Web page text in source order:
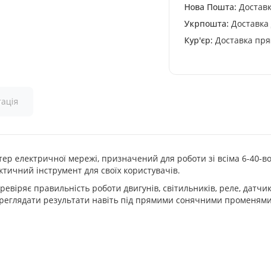
Нова Пошта:
Укрпошта: Доставка
Кур'єр: Доставка
електричної мережі, призначений для роботи зі всіма 6-
інструмент для своїх користувачів.
правильність роботи двигунів, світильників, реле,
результати навіть під прямими сонячними